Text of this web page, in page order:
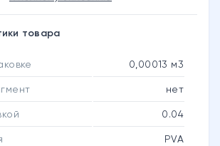
товара
0,00013 м3
нет
0.04
PVA